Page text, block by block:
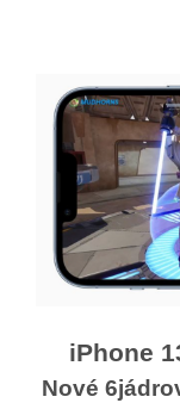
iPhone
Nové